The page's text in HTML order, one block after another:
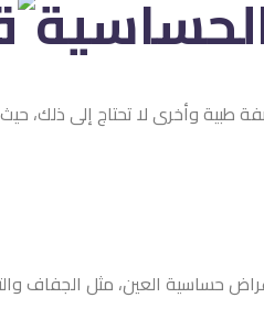
وأخرى لا تحتاج إلى ذلك،
حساسية العين، مثل الجفاف